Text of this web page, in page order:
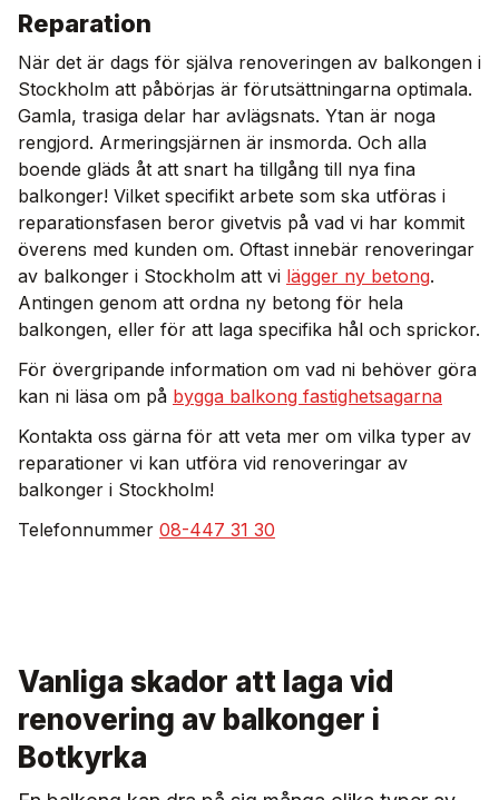
Reparation
När det är dags för själva renoveringen av balkongen i
Stockholm att påbörjas är förutsättningarna optimala.
Gamla, trasiga delar har avlägsnats. Ytan är noga
rengjord. Armeringsjärnen är insmorda. Och alla
boende gläds åt att snart ha tillgång till nya fina
balkonger! Vilket specifikt arbete som ska utföras i
reparationsfasen beror givetvis på vad vi har kommit
överens med kunden om. Oftast innebär renoveringar
av balkonger i Stockholm att vi lägger ny betong.
Antingen genom att ordna ny betong för hela
balkongen, eller för att laga specifika hål och sprickor.
För övergripande information om vad ni behöver göra
kan ni läsa om på bygga balkong fastighetsagarna
Kontakta oss gärna för att veta mer om vilka typer av
reparationer vi kan utföra vid renoveringar av
balkonger i Stockholm!
Telefonnummer 08-447 31 30
Vanliga skador att laga vid
renovering av balkonger i
Botkyrka